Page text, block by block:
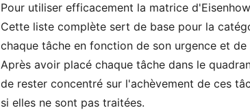
Pour utiliser efficacement la matrice
Cette liste complète sert de base pour la
chaque tâche en fonction de son urgence et
Après avoir placé chaque tâche dans le
de rester concentré sur l'achèvement de ces
si elles ne sont pas traitées.